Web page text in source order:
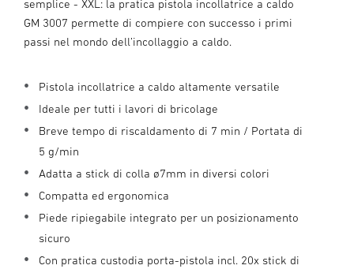
semplice - XXL: la pratica pistola incollatrice a caldo
GM 3007 permette di compiere con successo i primi
passi nel mondo dell’incollaggio a caldo.
Pistola incollatrice a caldo altamente versatile
Ideale per tutti i lavori di bricolage
Breve tempo di riscaldamento di 7 min / Portata di
5 g/min
Adatta a stick di colla ø7mm in diversi colori
Compatta ed ergonomica
Piede ripiegabile integrato per un posizionamento
sicuro
Con pratica custodia porta-pistola incl. 20x stick di